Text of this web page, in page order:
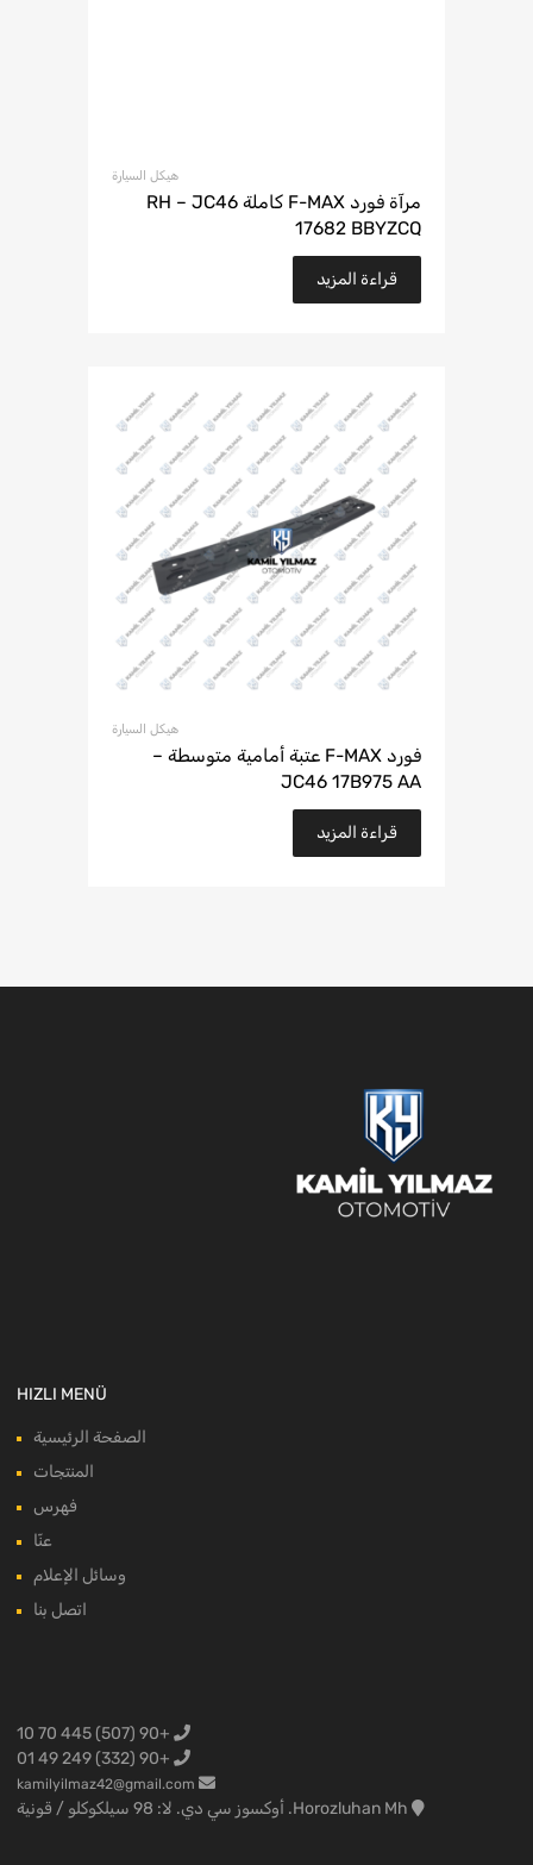
هيكل السيارة
مرآة فورد F-MAX كاملة RH – JC46
17682 BBYZCQ
قراءة المزيد
هيكل السيارة
فورد F-MAX عتبة أمامية متوسطة –
JC46 17B975 AA
قراءة المزيد
HIZLI MENÜ
الصفحة الرئيسية
المنتجات
فهرس
عنّا
وسائل الإعلام
اتصل بنا
+90 (507) 445 70 10
+90 (332) 249 49 01
kamilyilmaz42@gmail.com
Horozluhan Mh. أوكسوز سي دي. لا: 98 سيلكوكلو / قونية